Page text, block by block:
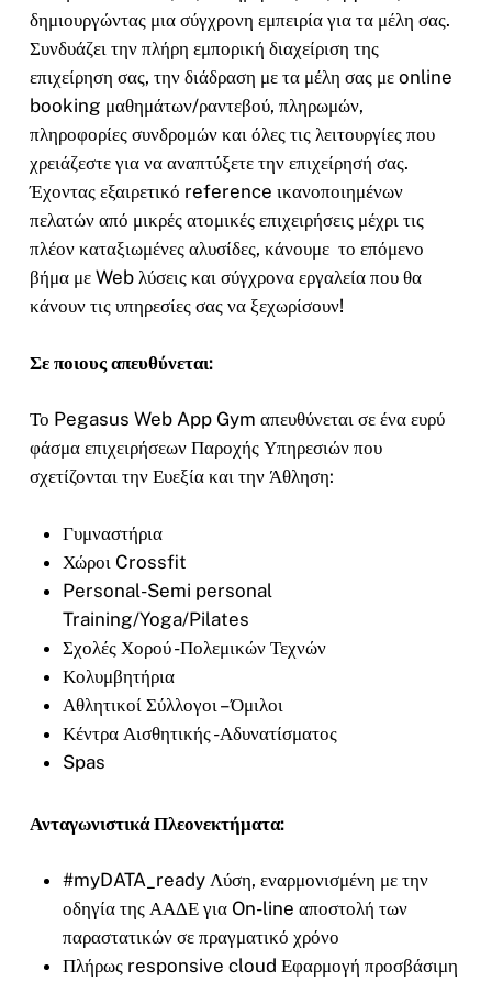
δημιουργώντας μια σύγχρονη εμπειρία για τα μέλη σας.
Συνδυάζει την πλήρη εμπορική διαχείριση της
επιχείρηση σας, την διάδραση με τα μέλη σας με online
booking μαθημάτων/ραντεβού, πληρωμών,
πληροφορίες συνδρομών και όλες τις λειτουργίες που
χρειάζεστε για να αναπτύξετε την επιχείρησή σας.
Έχοντας εξαιρετικό reference ικανοποιημένων
πελατών από μικρές ατομικές επιχειρήσεις μέχρι τις
πλέον καταξιωμένες αλυσίδες, κάνουμε το επόμενο
βήμα με Web λύσεις και σύγχρονα εργαλεία που θα
κάνουν τις υπηρεσίες σας να ξεχωρίσουν!
Σε ποιους απευθύνεται:
Το Pegasus Web App Gym απευθύνεται σε ένα ευρύ
φάσμα επιχειρήσεων Παροχής Υπηρεσιών που
σχετίζονται την Ευεξία και την Άθληση:
Γυμναστήρια
Χώροι Crossfit
Personal-Semi personal
Training/Yoga/Pilates
Σχολές Χορού -Πολεμικών Τεχνών
Κολυμβητήρια
Αθλητικοί Σύλλογοι – Όμιλοι
Κέντρα Αισθητικής -Αδυνατίσματος
Spas
Ανταγωνιστικά Πλεονεκτήματα:
#myDATA_ready Λύση, εναρμονισμένη με την
οδηγία της ΑΑΔΕ για On-line αποστολή των
παραστατικών σε πραγματικό χρόνο
Πλήρως responsive cloud Εφαρμογή προσβάσιμη